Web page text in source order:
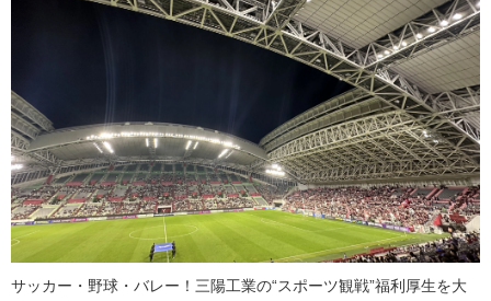
サッカー・野球・バレー！三陽工業の“スポーツ観戦”福利厚生を大